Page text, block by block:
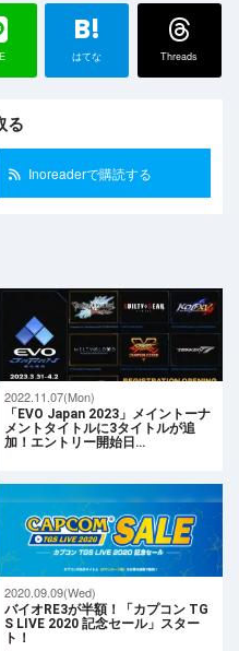
B!
はてな Threads
る
Inoreaderで購読する
2022.11.07(Mon)
「EVO Japan 2023」メイントーナ
メントタイトルに3タイトルが追
加！エントリー開始日…
2020.09.09(Wed)
バイオRE3が半額！「カプコン TG
S LIVE 2020 記念セール」スター
ト！